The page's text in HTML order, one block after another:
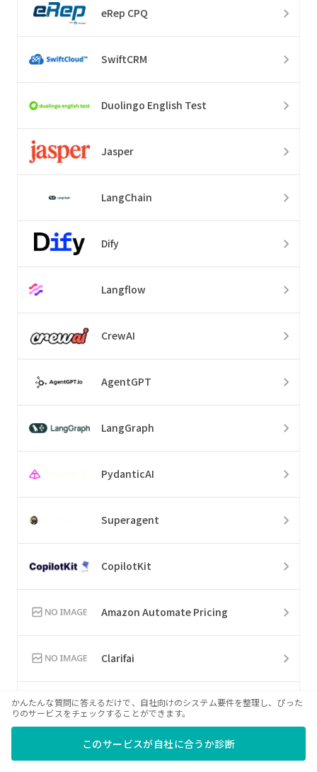
eRep CPQ
SwiftCRM
Duolingo English Test
Jasper
LangChain
Dify
Langflow
CrewAI
AgentGPT
LangGraph
PydanticAI
Superagent
CopilotKit
Amazon Automate Pricing
Clarifai
CompreFace
Docus
かんたんな質問に答えるだけで、自社向けのシステム要件を整理し、ぴった
りのサービスをチェックすることができます。
このサービスが自社に合うか診断